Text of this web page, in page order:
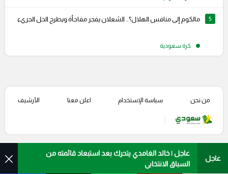
5 مالكوم إلى منافس الهلال؟.. الشعلان يفجر مفاجأة ويطرح الحل الجريء
كرة سعودية
عاجل
عاجل | خالد الغامدي يتحرك بعد استبعاد قائمته من
السباق الانتخابي
من نحن سياسة الإستخدام اعلن معنا الأرشيف